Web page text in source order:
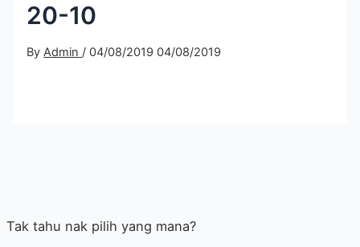
20-10
ByAdmin / 04/08/2019 04/08/2019
Tak tahu nak pilih yang mana?